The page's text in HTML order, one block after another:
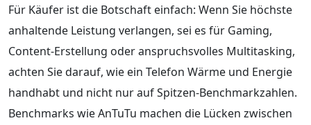
Für Käufer ist die Botschaft einfach: Wenn Sie höchste
anhaltende Leistung verlangen, sei es für Gaming,
Content-Erstellung oder anspruchsvolles Multitasking,
achten Sie darauf, wie ein Telefon Wärme und Energie
handhabt und nicht nur auf Spitzen-Benchmarkzahlen.
Benchmarks wie AnTuTu machen die Lücken zwischen